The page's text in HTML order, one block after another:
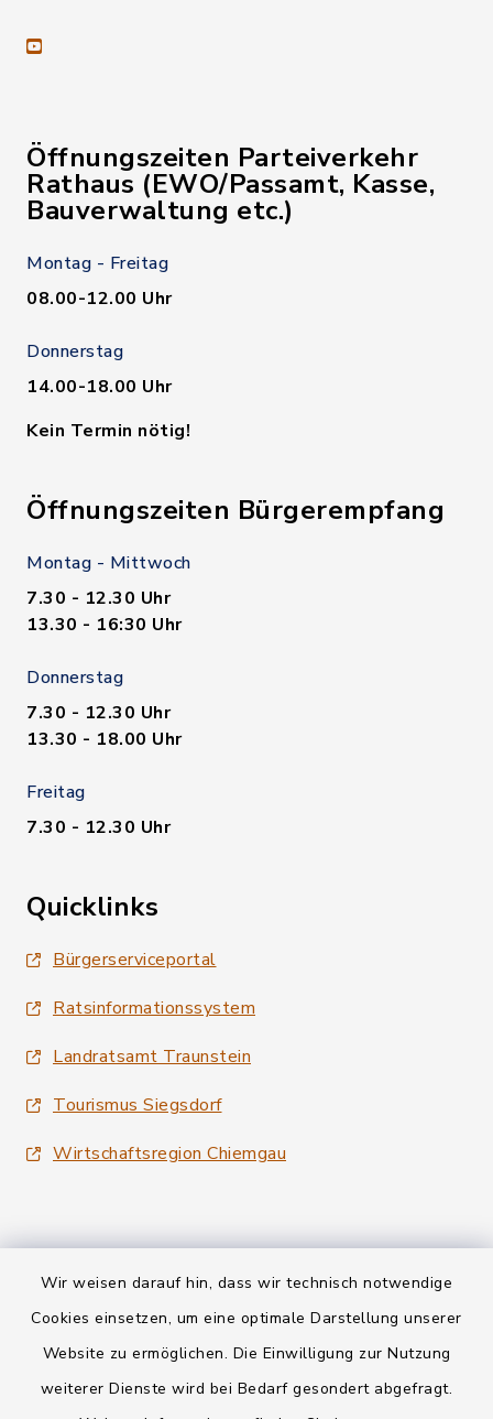
Wir weisen darauf hin, dass wir technisch notwendige
Cookies einsetzen, um eine optimale Darstellung unserer
Website zu ermöglichen. Die Einwilligung zur Nutzung
weiterer Dienste wird bei Bedarf gesondert abgefragt.
youtube
Öffnungszeiten Parteiverkehr
Rathaus (EWO/Passamt, Kasse,
Bauverwaltung etc.)
Montag - Freitag
08.00-12.00 Uhr
Donnerstag
14.00-18.00 Uhr
Kein Termin nötig!
Öffnungszeiten Bürgerempfang
Montag - Mittwoch
7.30 - 12.30 Uhr
13.30 - 16:30 Uhr
Donnerstag
7.30 - 12.30 Uhr
13.30 - 18.00 Uhr
Freitag
7.30 - 12.30 Uhr
Quicklinks
Bürgerserviceportal
Ratsinformationssystem
Landratsamt Traunstein
Tourismus Siegsdorf
Wirtschaftsregion Chiemgau
Kontakt